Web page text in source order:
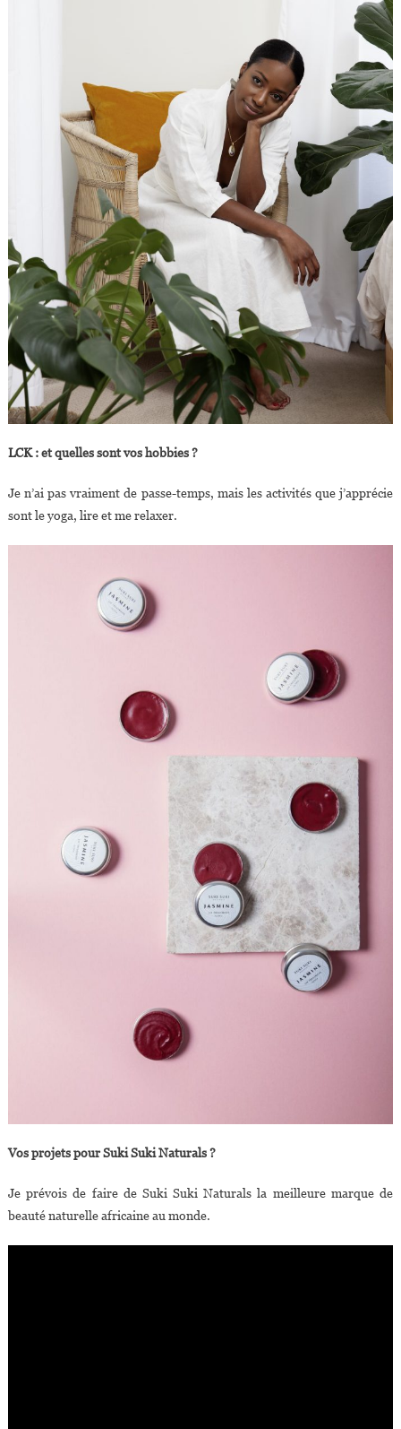
LCK : et quelles sont vos hobbies ?
Je n’ai pas vraiment de passe-temps, mais les activités que j’apprécie
sont le yoga, lire et me relaxer.
Vos projets pour Suki Suki Naturals ?
Je prévois de faire de Suki Suki Naturals la meilleure marque de
beauté naturelle africaine au monde.